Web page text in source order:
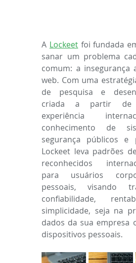
A Lockeet foi fundada
sanar um problema
comum: a insegurança
web. Com uma
de pesquisa e
criada a partir de
experiência
conhecimento de
segurança públicos e
Lockeet leva padrões
reconhecidos
para usuários
pessoais, visando
confiabilidade,
simplicidade, seja na
dados da sua empresa
dispositivos pessoais.